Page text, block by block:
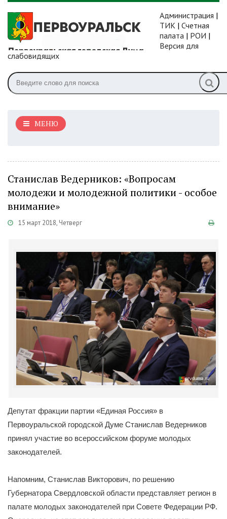
Администрация |
ТИК | Счетная
палата | РОИ |
Версия для
слабовидящих
МЕНЮ
Станислав Ведерников: «Вопросам
молодежи и молодежной политики - особое
внимание»
15 март 2018, Четверг
Депутат фракции партии «Единая Россия» в
Первоуральской городской Думе Станислав Ведерников
принял участие во всероссийском форуме молодых
законодателей.
Напомним, Станислав Викторович, по решению
Губернатора Свердловской области представляет регион в
палате молодых законодателей при Совете Федерации РФ.